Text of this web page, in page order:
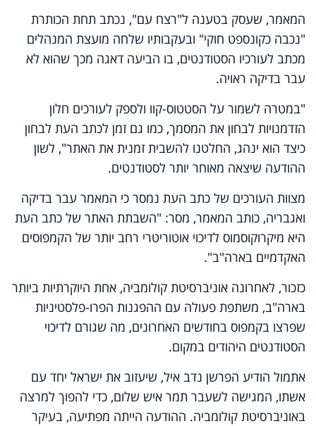
המאמר, שעסק בטענה ל"רצח עם", נכתב תחת הכותרת
"נכבה כקונספט חוקי" ובעקבותיו שלחה מועצת המנהלים
מכתב לעורכיו הסטודנטים, בו הביעה דאגה מכך שהוא לא
עבר בדיקה ראויה.
"במטרה לשמור על הסטטוס-קוו ולספק לעורכים חלון
הזדמנויות לבחון את המסמך, כמו גם זמן לכתב העת לבחון
כיצד הוא ינהג, החלטנו להשבית זמנית את האתר", לשון
ההודעה שיצאה מאוחר יותר לסטודנטים.
מצוות העורכים של כתב העת נמסר כי המאמר עבר בדיקה
ואגבריה, כותב המאמר, מסר: "השבתת האתר של כתב העת
היא מיקרוקוסמוס לדיכוי אוטוריטרי רחב יותר של הקמפוסים
האקדמיים בארה"ב".
כזכור, לאחרונה אוניברסיטת קולומביה, אחת היוקרתיות ביותר
בארה"ב, משתפת פעולה עם ההפגנות הפרו-פלסטיניות
שפרצו בקמפוס בחודשים האחרונים, מה שגורם לדיכוי
הסטודנטים היהודים במקום.
אתמול הודיע הפרשן נדב איל, שיעזוב את ישראל יחד עם
אשתו, המגישה לשעבר תמר איש שלום, כדי להפוך למרצה
באוניברסיטת קולומביה. ההודעה הייתה מפתיעה, בעיקר